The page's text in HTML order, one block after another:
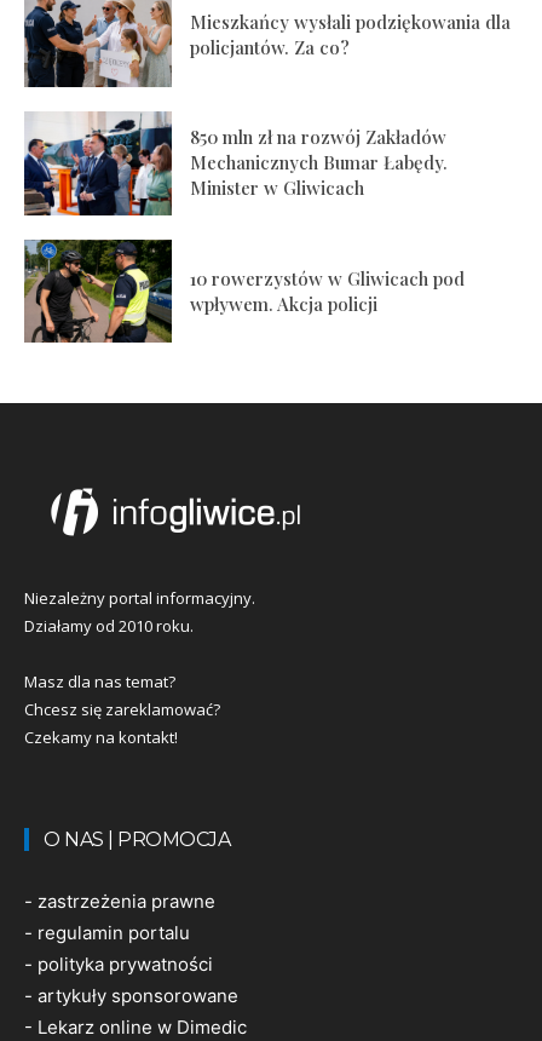
Mieszkańcy wysłali podziękowania dla
policjantów. Za co?
850 mln zł na rozwój Zakładów
Mechanicznych Bumar Łabędy.
Minister w Gliwicach
10 rowerzystów w Gliwicach pod
wpływem. Akcja policji
Niezależny portal informacyjny.
Działamy od 2010 roku.
Masz dla nas temat?
Chcesz się zareklamować?
Czekamy na kontakt!
O NAS | PROMOCJA
- zastrzeżenia prawne
- regulamin portalu
- polityka prywatności
- artykuły sponsorowane
- Lekarz online w Dimedic